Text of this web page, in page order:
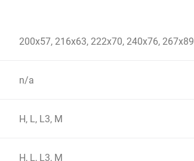
200x57, 216x63, 222x70, 240x76, 267x89
n/a
H, L, L3, M
H, L, L3, M